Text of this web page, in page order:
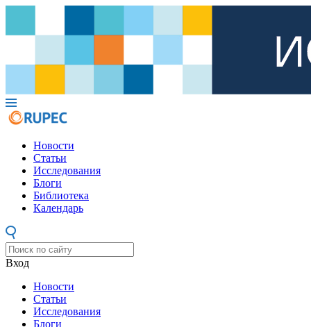
Новости
Статьи
Исследования
Блоги
Библиотека
Календарь
Вход
Новости
Статьи
Исследования
Блоги